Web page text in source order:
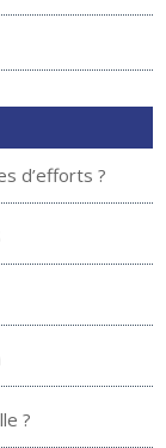
d’efforts ?
?